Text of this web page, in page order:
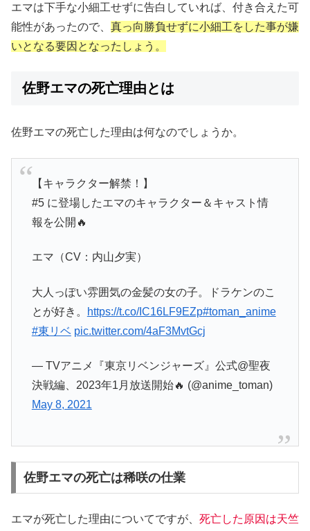
エマは下手な小細工せずに告白していれば、付き合えた可
能性があったので、 真っ向勝負せずに小細工をした事が嫌
いとなる要因となったしょう。
佐野エマの死亡理由とは
佐野エマの死亡した理由は何なのでしょうか。
【キャラクター解禁！】
#5 に登場したエマのキャラクター＆キャスト情
報を公開🔥
エマ（CV：内山夕実）
大人っぽい雰囲気の金髪の女の子。ドラケンのこ
とが好き。
https://t.co/IC16LF9EZp#toman_anime
#東リベ pic.twitter.com/4aF3MvtGcj
— TVアニメ『東京リベンジャーズ』公式@聖夜
決戦編、2023年1月放送開始🔥 (@anime_toman)
May 8, 2021
佐野エマの死亡は稀咲の仕業
エマが死亡した理由についてですが、 死亡した原因は天竺